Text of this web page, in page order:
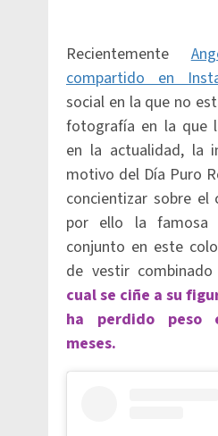
Recientemente
compartido en
social en la que no
fotografía en la que
en la actualidad, la
motivo del Día Puro
concientizar sobre el
por ello la famosa
conjunto en este
de vestir
cual se ciñe a su
ha perdido peso
meses.